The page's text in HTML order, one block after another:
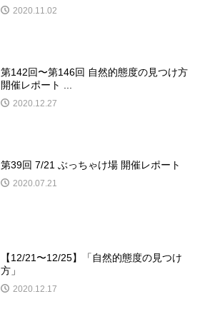
2020.11.02
第142回〜第146回 自然的態度の見つけ方
開催レポート ...
2020.12.27
第39回 7/21 ぶっちゃけ場 開催レポート
2020.07.21
【12/21〜12/25】「自然的態度の見つけ
方」
2020.12.17